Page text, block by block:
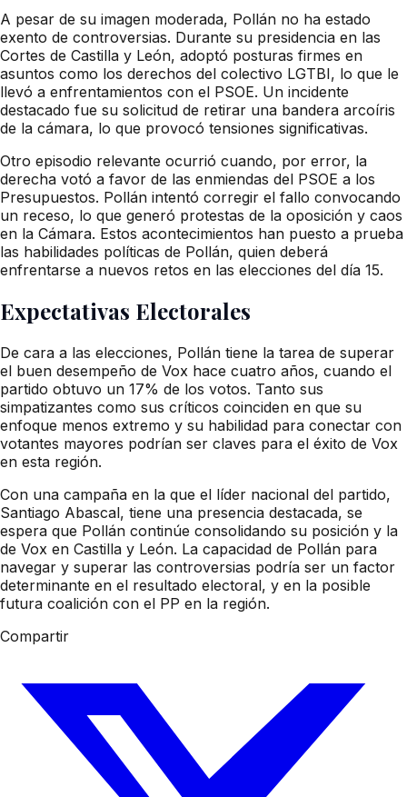
A pesar de su imagen moderada, Pollán no ha estado
exento de controversias. Durante su presidencia en las
Cortes de Castilla y León, adoptó posturas firmes en
asuntos como los derechos del colectivo LGTBI, lo que le
llevó a enfrentamientos con el PSOE. Un incidente
destacado fue su solicitud de retirar una bandera arcoíris
de la cámara, lo que provocó tensiones significativas.
Otro episodio relevante ocurrió cuando, por error, la
derecha votó a favor de las enmiendas del PSOE a los
Presupuestos. Pollán intentó corregir el fallo convocando
un receso, lo que generó protestas de la oposición y caos
en la Cámara. Estos acontecimientos han puesto a prueba
las habilidades políticas de Pollán, quien deberá
enfrentarse a nuevos retos en las elecciones del día 15.
Expectativas Electorales
De cara a las elecciones, Pollán tiene la tarea de superar
el buen desempeño de Vox hace cuatro años, cuando el
partido obtuvo un 17% de los votos. Tanto sus
simpatizantes como sus críticos coinciden en que su
enfoque menos extremo y su habilidad para conectar con
votantes mayores podrían ser claves para el éxito de Vox
en esta región.
Con una campaña en la que el líder nacional del partido,
Santiago Abascal, tiene una presencia destacada, se
espera que Pollán continúe consolidando su posición y la
de Vox en Castilla y León. La capacidad de Pollán para
navegar y superar las controversias podría ser un factor
determinante en el resultado electoral, y en la posible
futura coalición con el PP en la región.
Compartir